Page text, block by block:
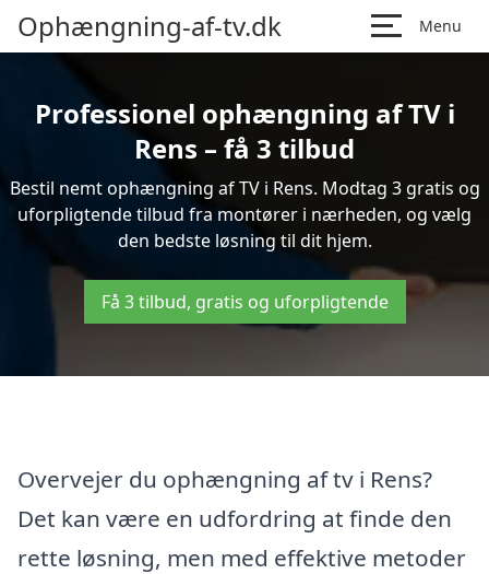
Ophængning-af-tv.dk Menu
Professionel ophængning af TV i
Rens – få 3 tilbud
Bestil nemt ophængning af TV i Rens. Modtag 3 gratis og
uforpligtende tilbud fra montører i nærheden, og vælg
den bedste løsning til dit hjem.
Få 3 tilbud, gratis og uforpligtende
Overvejer du ophængning af tv i Rens?
Det kan være en udfordring at finde den
rette løsning, men med effektive metoder